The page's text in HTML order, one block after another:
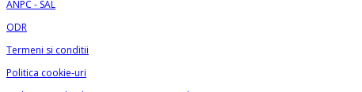
ANPC - SAL
ODR
Termeni si conditii
Politica cookie-uri